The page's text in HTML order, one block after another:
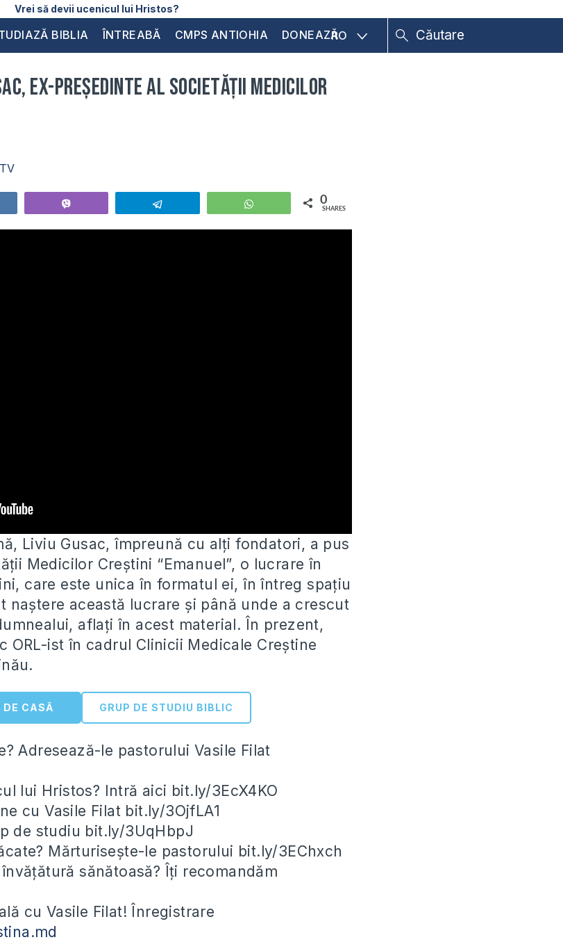
Vrei să devii ucenicul lui Hristos?
BIBLIA ÎNTREABĂ CMPS ANTIOHIA DONEAZĂRO
Ex-Președinte al Societății Medicilor
WhatsApp 0
SHARES
Liviu Gusac, împreună cu alți fondatori, a pus
Medicilor Creștini “Emanuel”, o lucrare în
care este unica în formatul ei, în întreg spațiu
naștere această lucrare și până unde a crescut
aflați în acest material. În prezent,
ORL-ist în cadrul Clinicii Medicale Creștine
DE CASĂ GRUP DE STUDIU BIBLIC
Adresează-le pastorului Vasile Filat
lui Hristos? Intră aici bit.ly/3EcX4KO
cu Vasile Filat bit.ly/3OjfLA1
de studiu bit.ly/3UqHbpJ
Mărturisește-le pastorului bit.ly/3EChxch
sănătoasă? Îți recomandăm
cu Vasile Filat! Înregistrare